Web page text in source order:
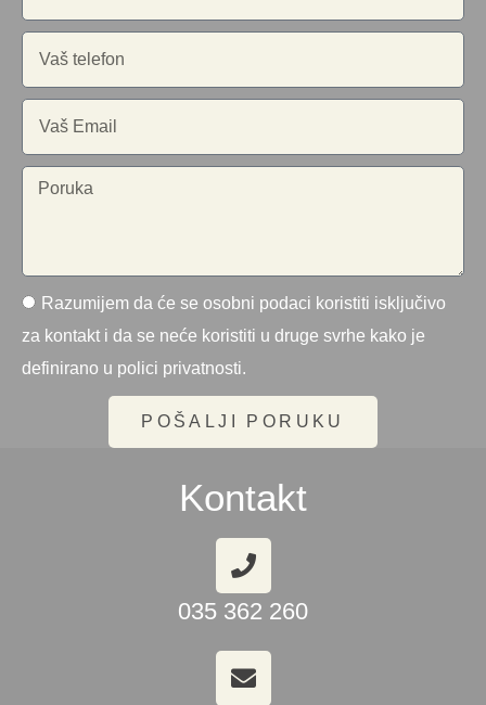
Razumijem da će se osobni podaci koristiti isključivo
za kontakt i da se neće koristiti u druge svrhe kako je
definirano u polici privatnosti.
POŠALJI PORUKU
Kontakt
035 362 260